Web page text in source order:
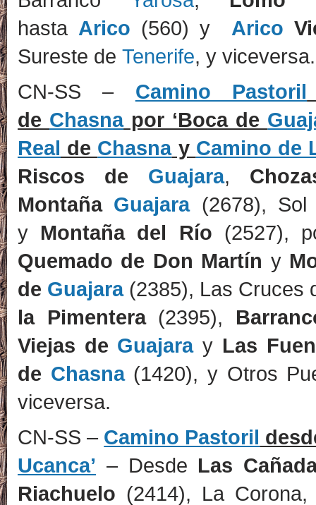
hasta Arico (560) y Arico
Sureste de Tenerife, y viceversa.
CN-SS – Camino Pastoril
de Chasnapor ‘Boca de
Real de Chasnay Camino de
Riscos de Guajara,
Montaña Guajara(2678), Sol
y Montaña del Río (2527),
Quemado de Don Martín y
de Guajara(2385), Las Cruces
la Pimentera(2395),
Viejas de Guajaray Las
de Chasna(1420), y Otros
viceversa.
CN-SS – Camino Pastoril
Ucanca’ – Desde Las
Riachuelo (2414), La